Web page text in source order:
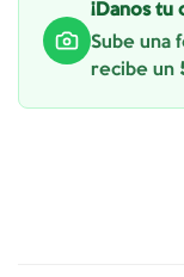
¡Danos tu
Sube una
recibe un